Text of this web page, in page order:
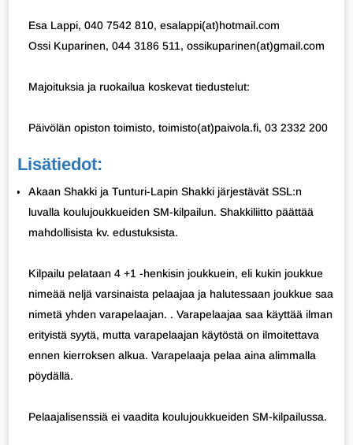
Esa Lappi, 040 7542 810, esalappi(at)hotmail.com
Ossi Kuparinen, 044 3186 511, ossikuparinen(at)gmail.com
Majoituksia ja ruokailua koskevat tiedustelut:
Päivölän opiston toimisto, toimisto(at)paivola.fi, 03 2332 200
Lisätiedot:
Akaan Shakki ja Tunturi-Lapin Shakki järjestävät SSL:n
luvalla koulujoukkueiden SM-kilpailun. Shakkiliitto päättää
mahdollisista kv. edustuksista.
Kilpailu pelataan 4 +1 -henkisin joukkuein, eli kukin joukkue
nimeää neljä varsinaista pelaajaa ja halutessaan joukkue saa
nimetä yhden varapelaajan. . Varapelaajaa saa käyttää ilman
erityistä syytä, mutta varapelaajan käytöstä on ilmoitettava
ennen kierroksen alkua. Varapelaaja pelaa aina alimmalla
pöydällä.
Pelaajalisenssiä ei vaadita koulujoukkueiden SM-kilpailussa.